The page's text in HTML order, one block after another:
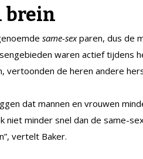
brein
same-sexparen, dus de
waren actief tijdens
vertoonden de heren andere
dat mannen en vrouwen
minder snel dan de same-
vertelt Baker.